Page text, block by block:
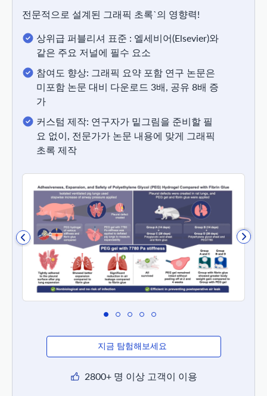
전문적으로 설계된 그래픽 초록`의 영향력!
상위급 퍼블리셔 표준 : 엘세비어(Elsevier)와
같은 주요 저널에 필수 요소
참여도 향상: 그래픽 요약 포함 연구 논문은
미포함 논문 대비 다운로드 3배, 공유 8배 증
가
커스텀 제작: 연구자가 밑그림을 준비할 필
요 없이, 전문가가 논문 내용에 맞게 그래픽
초록 제작
지금 탐험해보세요
2800+ 명 이상 고객이 이용